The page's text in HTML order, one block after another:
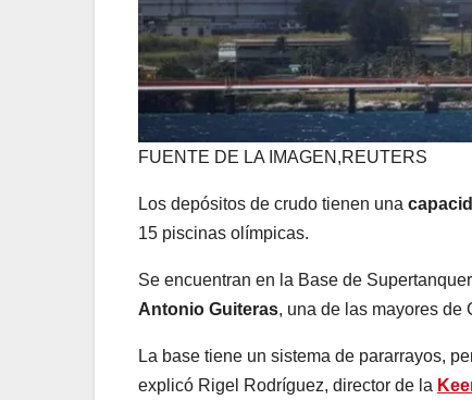
FUENTE DE LA IMAGEN,REUTERS
Los depósitos de crudo tienen una
15 piscinas olímpicas.
Se encuentran en la Base de
Antonio Guiteras, una de las mayores de
La base tiene un sistema de pararrayos,
explicó Rigel Rodríguez, director de la